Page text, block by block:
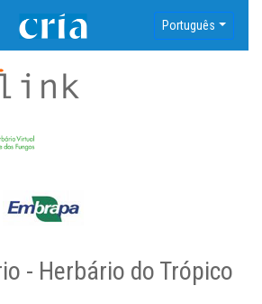
Português
- Herbário do Trópico